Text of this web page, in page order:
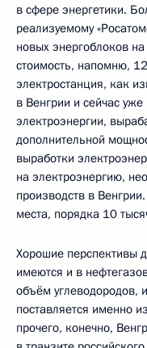
в сфере энергетики.
реализуемому
новых энергоблоков
стоимость, напомню,
электростанция, как
в Венгрии и сейчас
электроэнергии,
дополнительной
выработки
на электроэнергию,
производств в
места, порядка 10
Хорошие перспективы
имеются и в
объём углеводородов,
поставляется именно
прочего, конечно,